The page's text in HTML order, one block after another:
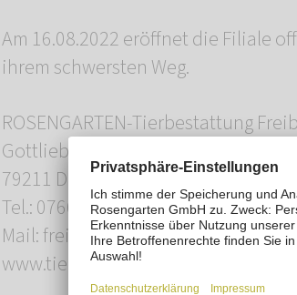
Am 16.08.2022 eröffnet die Filiale
ihrem schwersten Weg.
ROSENGARTEN-Tierbestattung
Gottlieb-Daimler-Straße 13/1
79211 Denzlingen
Tel.: 07666-88 30 550
Mail: freiburg@mein-rosengarten.de
www.tierbestatter-freiburg.de